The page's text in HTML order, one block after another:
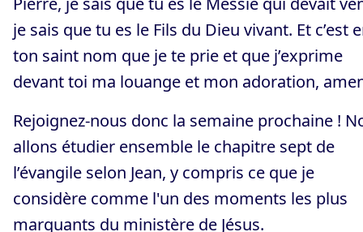
je sais que tu es le Fils du Dieu vivant. Et c’est
ton saint nom que je te prie et que j’exprime
devant toi ma louange et mon adoration,
Rejoignez-nous donc la semaine prochaine !
allons étudier ensemble le chapitre sept de
l’évangile selon Jean, y compris ce que je
considère comme l'un des moments les plus
marquants du ministère de Jésus.